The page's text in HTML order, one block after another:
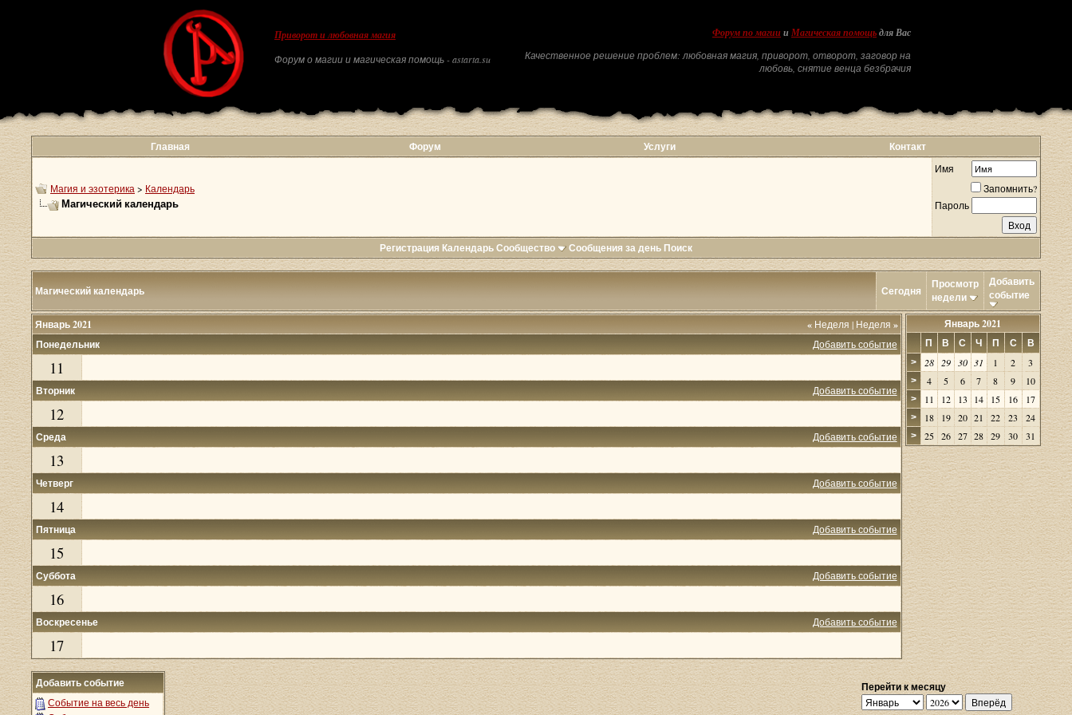
Приворот и любовная магия
Форум о магии и магическая помощь - astarta.su
Форум по магии и Магическая помощь для Вас
Качественное решение проблем: любовная магия, приворот, отворот, заговор на
любовь, снятие венца безбрачия
Главная Форум Услуги Контакт
Магия и эзотерика > Календарь
Магический календарь
Имя
Запомнить?
Пароль
Регистрация КалендарьСообщество Сообщения за день Поиск
Магический календарь Сегодня
Просмотр
недели
Добавить
событие
«Неделя | Неделя »
Январь 2021
Добавить событие
Понедельник
11
Добавить событие
Вторник
12
Добавить событие
Среда
13
Добавить событие
Четверг
14
Добавить событие
Пятница
15
Добавить событие
Суббота
16
Добавить событие
Воскресенье
17
Январь 2021
П
В С Ч П С В
> 28 29 30 31 1 2 3
> 4 5 6 7 8 9 10
> 11 12 13 14 15 16 17
> 18 19 20 21 22 23 24
> 25 26 27 28 29 30 31
Добавить событие
Событие на весь день
Перейти к месяцу